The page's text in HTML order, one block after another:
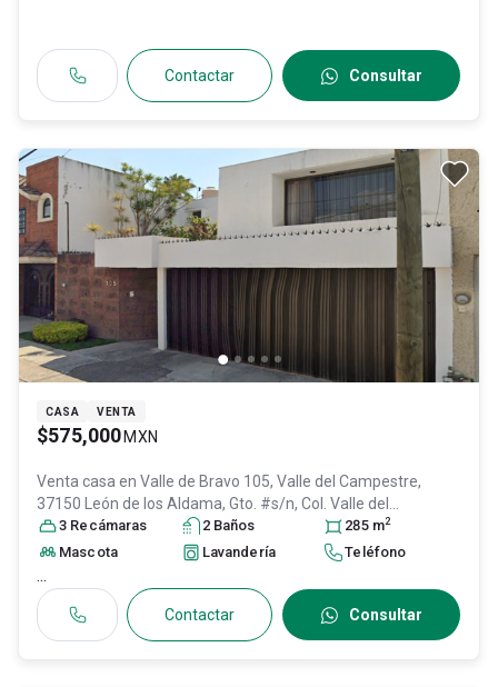
Contactar Consultar
CASA VENTA
$575,000 MXN
Venta casa en Valle de Bravo 105, Valle del Campestre,
37150 León de los Aldama, Gto. #s/n, Col. Valle del
Campestre,León , Guanajuato, México , C.P. 37150, ID:
31578142
3 Recámaras 2 Baños 285 m2
Mascota Lavandería Teléfono
...
Contactar Consultar